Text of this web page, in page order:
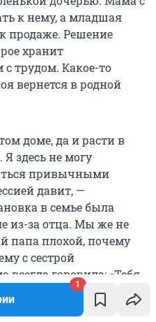
1
к нему, а младшая
продаже. Решение
хранит
трудом. Какое-то
вернется в родной
доме, да и расти в
здесь не могу
привычными
давит, —
в семье была
из-за отца. Мы же не
папа плохой, почему
с сестрой
говорила: «Тебя
поведение!», но Зоя
где-то очень